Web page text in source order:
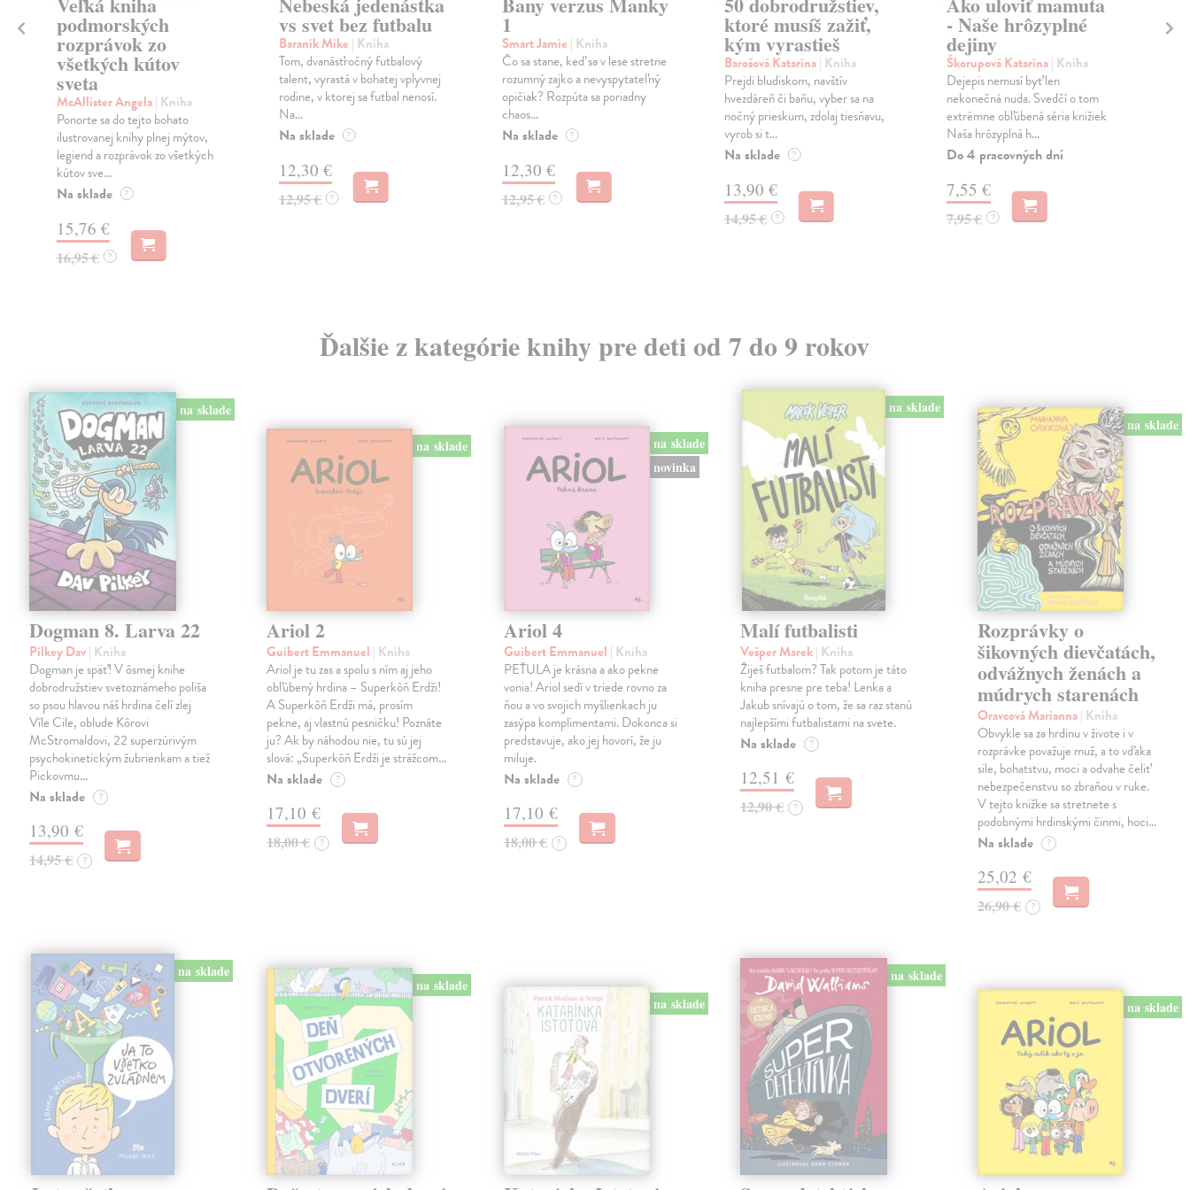
podmorských
rozprávok zo
všetkých kútov
sveta
McAllister Angela| Kniha
Ponorte sa do tejto bohato
ilustrovanej knihy plnej mýtov,
legiend a rozprávok zo všetkých
kútov sve...
Na sklade ?
15,76 €
16,95 € ?
vs svet bez futbalu
Baranik Mike | Kniha
Tom, dvanásťročný futbalový
talent, vyrastá v bohatej vplyvnej
rodine, v ktorej sa futbal nenosí.
Na...
Na sklade ?
12,30 €
12,95 € ?
1
Smart Jamie | Kniha
Čo sa stane, keď sa v lese stretne
rozumný zajko a nevyspytateľný
opičiak? Rozpúta sa poriadny
chaos...
Na sklade ?
12,30 €
12,95 € ?
ktoré musíš zažiť,
kým vyrastieš
Barošová Katarína| Kniha
Prejdi bludiskom, navštív
hvezdáreň či baňu, vyber sa na
nočný prieskum, zdolaj tiesňavu,
vyrob si t...
Na sklade ?
13,90 €
14,95 € ?
- Naše hrôzyplné
dejiny
Škorupová Katarína| Kniha
Dejepis nemusí byť len
nekonečná nuda. Svedčí o tom
extrémne obľúbená séria knižiek
Naša hrôzyplná h...
Do 4 pracovných dní
7,55 €
7,95 € ?
Ďalšie z kategórie knihy pre deti od 7 do 9 rokov
na sklade
Dogman 8. Larva 22
Pilkey Dav| Kniha
Dogman je späť! V ôsmej knihe
dobrodružstiev svetoznámeho poliša
so psou hlavou náš hrdina čelí zlej
Víle Cile, oblude Kôrovi
McStromaldovi, 22 superzúrivým
psychokinetickým žubrienkam a tiež
Pickovmu…
Na sklade ?
13,90 €
14,95 € ?
na sklade
Ariol 2
Guibert Emmanuel | Kniha
Ariol je tu zas a spolu s ním aj jeho
obľúbený hrdina – Superkôň Erdži!
A Superkôň Erdži má, prosím
pekne, aj vlastnú pesničku! Poznáte
ju? Ak by náhodou nie, tu sú jej
slová: „Superkôň Erdži je strážcom…
Na sklade ?
17,10 €
18,00 € ?
na sklade
novinka
Ariol 4
Guibert Emmanuel | Kniha
PEŤULA je krásna a ako pekne
vonia! Ariol sedí v triede rovno za
ňou a vo svojich myšlienkach ju
zasýpa komplimentami. Dokonca si
predstavuje, ako jej hovorí, že ju
miluje.
Na sklade ?
17,10 €
18,00 € ?
na sklade
Malí futbalisti
Vešper Marek| Kniha
Žiješ futbalom? Tak potom je táto
kniha presne pre teba! Lenka a
Jakub snívajú o tom, že sa raz stanú
najlepšími futbalistami na svete.
Na sklade ?
12,51 €
12,90 € ?
na sklade
Rozprávky o
šikovných dievčatách,
odvážnych ženách a
múdrych starenách
Oravcová Marianna| Kniha
Obvykle sa za hrdinu v živote i v
rozprávke považuje muž, a to vďaka
sile, bohatstvu, moci a odvahe čeliť
nebezpečenstvu so zbraňou v ruke.
V tejto knižke sa stretnete s
podobnými hrdinskými činmi, hoci…
Na sklade ?
25,02 €
26,90 € ?
na sklade
na sklade
na sklade
na sklade
na sklade